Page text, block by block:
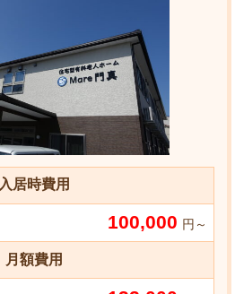
入居時費用
100,000 円～
月額費用